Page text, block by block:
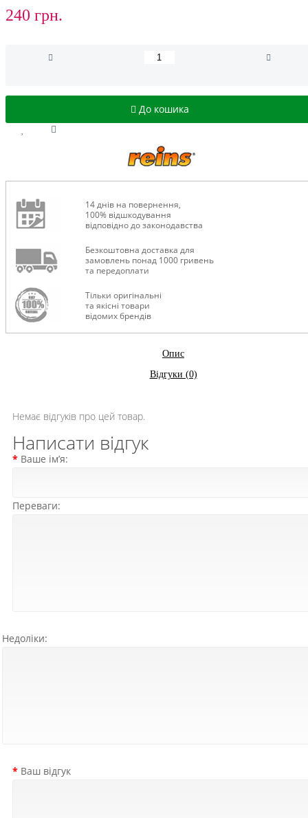
240 грн.
До кошика
14 днів на повернення,
100% відшкодування
відповідно до законодавства
Безкоштовна доставка для
замовлень понад 1000 гривень
та передоплати
Тільки оригінальні
та якісні товари
відомих брендів
Опис
Відгуки (0)
Немає відгуків про цей товар.
Написати відгук
Ваше ім’я:
Переваги:
Недоліки:
Ваш відгук